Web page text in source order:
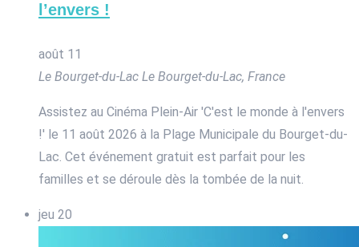
l’envers !
août 11
Le Bourget-du-Lac Le Bourget-du-Lac, France
Assistez au Cinéma Plein-Air 'C'est le monde à l'envers
!' le 11 août 2026 à la Plage Municipale du Bourget-du-
Lac. Cet événement gratuit est parfait pour les
familles et se déroule dès la tombée de la nuit.
jeu 20